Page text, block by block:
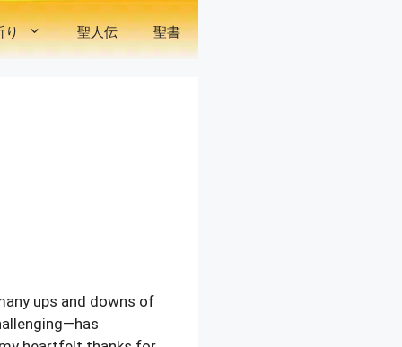
り 聖人伝 聖書
ups and downs of